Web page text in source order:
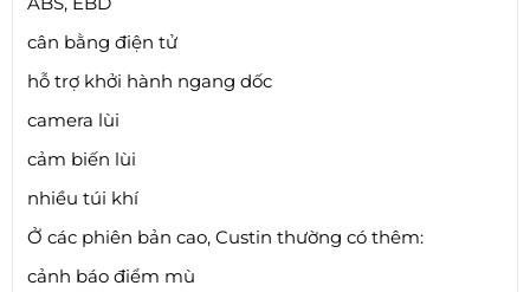
cân bằng điện tử
hỗ trợ khởi hành ngang dốc
camera lùi
cảm biến lùi
nhiều túi khí
Ở các phiên bản cao, Custin thường có thêm:
cảnh báo điểm mù